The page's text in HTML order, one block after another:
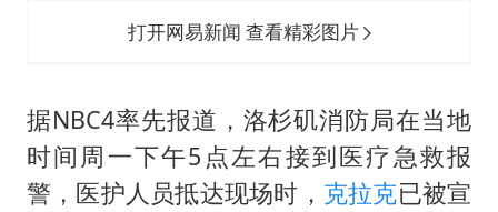
打开网易新闻 查看精彩图片
据NBC4率先报道，洛杉矶消防局在当地
时间周一下午5点左右接到医疗急救报
警，医护人员抵达现场时， 克拉克已被宣